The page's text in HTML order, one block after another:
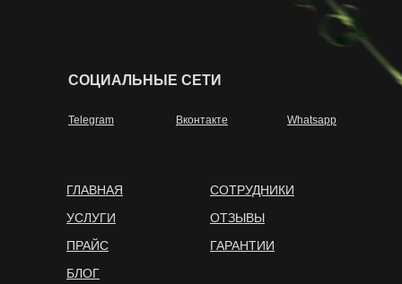
ГЛАВНАЯ
УСЛУГИ
ПРАЙС
СОТРУДНИКИ
ОТЗЫВЫ
ГАРАНТИИ
СОЦИАЛЬНЫЕ СЕТИ
Telegram Вконтакте Whatsapp
БЛОГ